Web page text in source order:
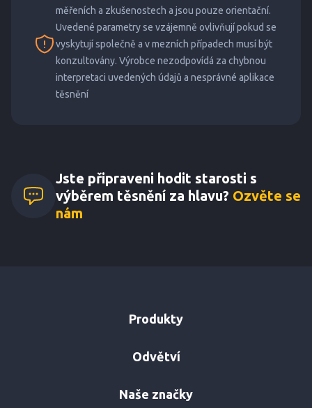
měřeních a zkušenostech a jsou pouze orientační.
Uvedené parametry se vzájemně ovlivňují pokud se
vyskytují společně a v mezních případech musí být
konzultovány. Výrobce nezodpovídá za chybnou
interpretaci uvedených údajů a nesprávné aplikace
těsnění
Jste připraveni hodit starosti s
výběrem těsnění za hlavu? Ozvěte se
nám
Produkty
Odvětví
Naše značky